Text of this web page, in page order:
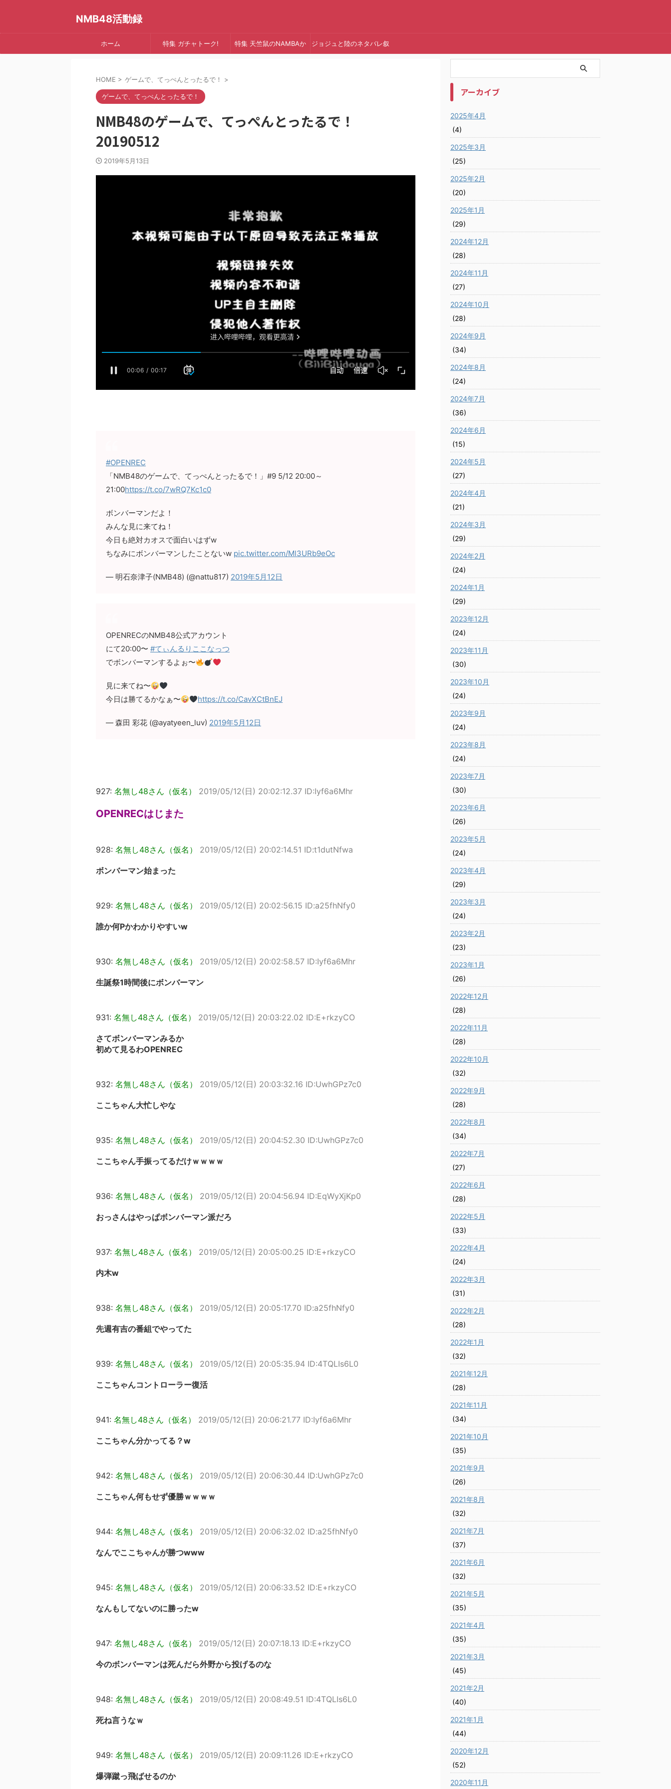
NMB48活動録
ホーム 特集 ガチャトーク! 特集 天竺鼠のNAMBAか ジョジュと陸のネタバレ叙
HOME > ゲームで、てっぺんとったるで！ >
ゲームで、てっぺんとったるで！
NMB48のゲームで、てっぺんとったるで！
20190512
2019年5月13日
#OPENREC
「NMB48のゲームで、てっぺんとったるで！」#9 5/12 20:00～
21:00https://t.co/7wRQ7Kc1c0
ボンバーマンだよ！
みんな見に来てね！
今日も絶対カオスで面白いはずw
ちなみにボンバーマンしたことないw pic.twitter.com/Ml3URb9eOc
— 明石奈津子(NMB48) (@nattu817) 2019年5月12日
OPENRECのNMB48公式アカウント
にて20:00〜 #てぃんるりここなっつ
でボンバーマンするよぉ〜
見に来てね〜
今日は勝てるかなぁ〜
https://t.co/CavXCtBnEJ
— 森田 彩花 (@ayatyeen_luv) 2019年5月12日
927: 名無し48さん（仮名） 2019/05/12(日) 20:02:12.37 ID:Iyf6a6Mhr
OPENRECはじまた
928: 名無し48さん（仮名） 2019/05/12(日) 20:02:14.51 ID:t1dutNfwa
ボンバーマン始まった
929: 名無し48さん（仮名） 2019/05/12(日) 20:02:56.15 ID:a25fhNfy0
誰か何Pかわかりやすいw
930: 名無し48さん（仮名） 2019/05/12(日) 20:02:58.57 ID:Iyf6a6Mhr
生誕祭1時間後にボンバーマン
931: 名無し48さん（仮名） 2019/05/12(日) 20:03:22.02 ID:E+rkzyCO
さてボンバーマンみるか
初めて見るわOPENREC
932: 名無し48さん（仮名） 2019/05/12(日) 20:03:32.16 ID:UwhGPz7c0
ここちゃん大忙しやな
935: 名無し48さん（仮名） 2019/05/12(日) 20:04:52.30 ID:UwhGPz7c0
ここちゃん手振ってるだけｗｗｗｗ
936: 名無し48さん（仮名） 2019/05/12(日) 20:04:56.94 ID:EqWyXjKp0
おっさんはやっぱボンバーマン派だろ
937: 名無し48さん（仮名） 2019/05/12(日) 20:05:00.25 ID:E+rkzyCO
内木w
938: 名無し48さん（仮名） 2019/05/12(日) 20:05:17.70 ID:a25fhNfy0
先週有吉の番組でやってた
939: 名無し48さん（仮名） 2019/05/12(日) 20:05:35.94 ID:4TQLIs6L0
ここちゃんコントローラー復活
941: 名無し48さん（仮名） 2019/05/12(日) 20:06:21.77 ID:Iyf6a6Mhr
ここちゃん分かってる？w
942: 名無し48さん（仮名） 2019/05/12(日) 20:06:30.44 ID:UwhGPz7c0
ここちゃん何もせず優勝ｗｗｗｗ
944: 名無し48さん（仮名） 2019/05/12(日) 20:06:32.02 ID:a25fhNfy0
なんでここちゃんが勝つwww
945: 名無し48さん（仮名） 2019/05/12(日) 20:06:33.52 ID:E+rkzyCO
なんもしてないのに勝ったw
947: 名無し48さん（仮名） 2019/05/12(日) 20:07:18.13 ID:E+rkzyCO
今のボンバーマンは死んだら外野から投げるのな
948: 名無し48さん（仮名） 2019/05/12(日) 20:08:49.51 ID:4TQLIs6L0
死ね言うなｗ
949: 名無し48さん（仮名） 2019/05/12(日) 20:09:11.26 ID:E+rkzyCO
爆弾蹴っ飛ばせるのか
アーカイブ
2025年4月
(4)
2025年3月
(25)
2025年2月
(20)
2025年1月
(29)
2024年12月
(28)
2024年11月
(27)
2024年10月
(28)
2024年9月
(34)
2024年8月
(24)
2024年7月
(36)
2024年6月
(15)
2024年5月
(27)
2024年4月
(21)
2024年3月
(29)
2024年2月
(24)
2024年1月
(29)
2023年12月
(24)
2023年11月
(30)
2023年10月
(24)
2023年9月
(24)
2023年8月
(24)
2023年7月
(30)
2023年6月
(26)
2023年5月
(24)
2023年4月
(29)
2023年3月
(24)
2023年2月
(23)
2023年1月
(26)
2022年12月
(28)
2022年11月
(28)
2022年10月
(32)
2022年9月
(28)
2022年8月
(34)
2022年7月
(27)
2022年6月
(28)
2022年5月
(33)
2022年4月
(24)
2022年3月
(31)
2022年2月
(28)
2022年1月
(32)
2021年12月
(28)
2021年11月
(34)
2021年10月
(35)
2021年9月
(26)
2021年8月
(32)
2021年7月
(37)
2021年6月
(32)
2021年5月
(35)
2021年4月
(35)
2021年3月
(45)
2021年2月
(40)
2021年1月
(44)
2020年12月
(52)
2020年11月